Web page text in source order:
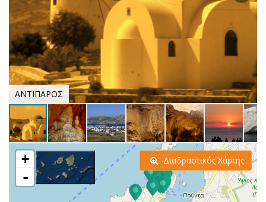
ΑΝΤΙΠΑΡΟΣ
+
-
Διαδραστικός Χάρτης